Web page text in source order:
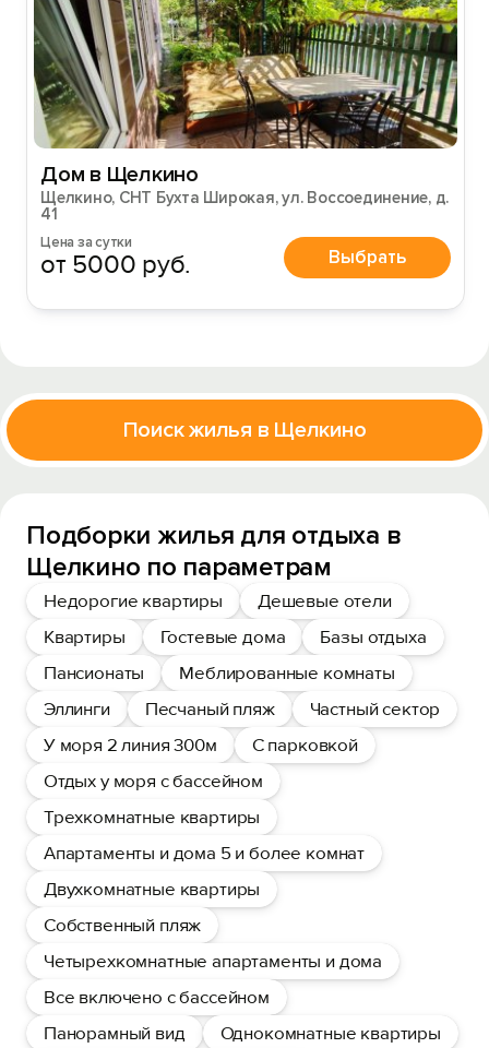
Дом в Щелкино
Щелкино, СНТ Бухта Широкая, ул. Воссоединение, д.
41
Цена за сутки
от 5000 руб. Выбрать
Поиск жилья в Щелкино
Подборки жилья для отдыха в
Щелкино по параметрам
Недорогие квартиры
Дешевые отели
Квартиры
Гостевые дома
Базы отдыха
Пансионаты
Меблированные комнаты
Эллинги
Песчаный пляж
Частный сектор
У моря 2 линия 300м
С парковкой
Отдых у моря с бассейном
Трехкомнатные квартиры
Апартаменты и дома 5 и более комнат
Двухкомнатные квартиры
Собственный пляж
Четырехкомнатные апартаменты и дома
Все включено с бассейном
Панорамный вид
Однокомнатные квартиры